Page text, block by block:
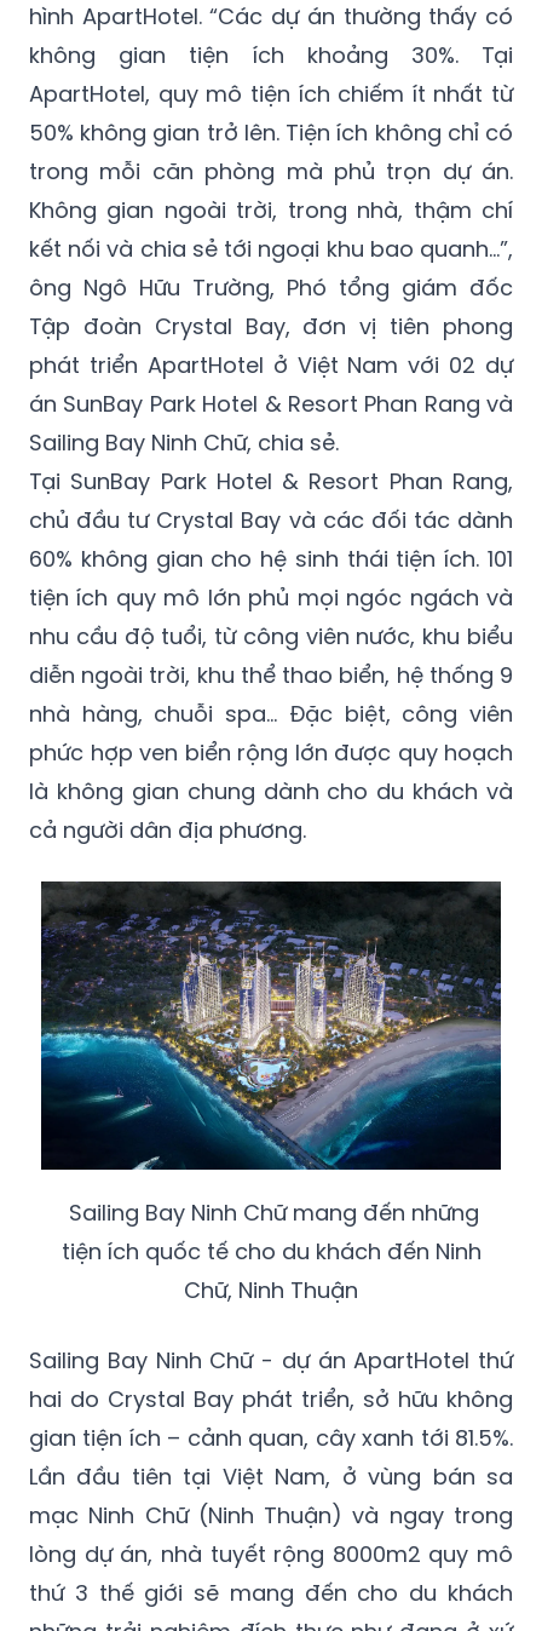
hình ApartHotel. “Các dự án thường thấy có
không gian tiện ích khoảng 30%. Tại
ApartHotel, quy mô tiện ích chiếm ít nhất từ
50% không gian trở lên. Tiện ích không chỉ có
trong mỗi căn phòng mà phủ trọn dự án.
Không gian ngoài trời, trong nhà, thậm chí
kết nối và chia sẻ tới ngoại khu bao quanh...”,
ông Ngô Hữu Trường, Phó tổng giám đốc
Tập đoàn Crystal Bay, đơn vị tiên phong
phát triển ApartHotel ở Việt Nam với 02 dự
án SunBay Park Hotel & Resort Phan Rang và
Sailing Bay Ninh Chữ, chia sẻ.
Tại SunBay Park Hotel & Resort Phan Rang,
chủ đầu tư Crystal Bay và các đối tác dành
60% không gian cho hệ sinh thái tiện ích. 101
tiện ích quy mô lớn phủ mọi ngóc ngách và
nhu cầu độ tuổi, từ công viên nước, khu biểu
diễn ngoài trời, khu thể thao biển, hệ thống 9
nhà hàng, chuỗi spa... Đặc biệt, công viên
phức hợp ven biển rộng lớn được quy hoạch
là không gian chung dành cho du khách và
cả người dân địa phương.
Sailing Bay Ninh Chữ mang đến những
tiện ích quốc tế cho du khách đến Ninh
Chữ, Ninh Thuận
Sailing Bay Ninh Chữ - dự án ApartHotel thứ
hai do Crystal Bay phát triển, sở hữu không
gian tiện ích – cảnh quan, cây xanh tới 81.5%.
Lần đầu tiên tại Việt Nam, ở vùng bán sa
mạc Ninh Chữ (Ninh Thuận) và ngay trong
lòng dự án, nhà tuyết rộng 8000m2 quy mô
thứ 3 thế giới sẽ mang đến cho du khách